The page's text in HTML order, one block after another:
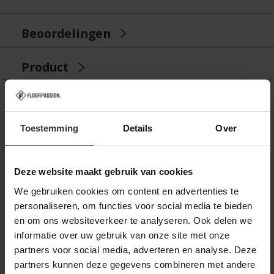
Toestemming Details Over
Deze website maakt gebruik van cookies
We gebruiken cookies om content en advertenties te
personaliseren, om functies voor social media te bieden
en om ons websiteverkeer te analyseren. Ook delen we
informatie over uw gebruik van onze site met onze
partners voor social media, adverteren en analyse. Deze
partners kunnen deze gegevens combineren met andere
Beoordelingen
Product
Gerelateerde producten
-68%
Arctic Life 17 - Wollen
vloerkleed